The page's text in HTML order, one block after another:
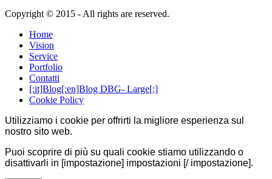
Copyright © 2015 - All rights are reserved.
Home
Vision
Service
Portfolio
Contatti
[:it]Blog[:en]Blog DBG- Large[:]
Cookie Policy
Utilizziamo i cookie per offrirti la migliore esperienza sul
nostro sito web.
Puoi scoprire di più su quali cookie stiamo utilizzando o
disattivarli in [impostazione] impostazioni [/ impostazione].